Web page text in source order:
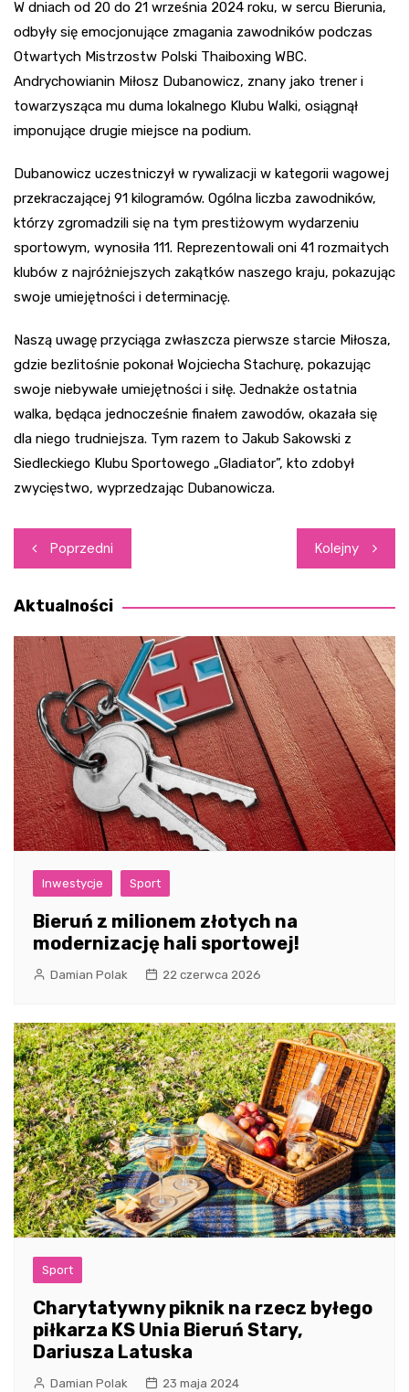
W dniach od 20 do 21 września 2024 roku, w sercu Bierunia,
odbyły się emocjonujące zmagania zawodników podczas
Otwartych Mistrzostw Polski Thaiboxing WBC.
Andrychowianin Miłosz Dubanowicz, znany jako trener i
towarzysząca mu duma lokalnego Klubu Walki, osiągnął
imponujące drugie miejsce na podium.
Dubanowicz uczestniczył w rywalizacji w kategorii wagowej
przekraczającej 91 kilogramów. Ogólna liczba zawodników,
którzy zgromadzili się na tym prestiżowym wydarzeniu
sportowym, wynosiła 111. Reprezentowali oni 41 rozmaitych
klubów z najróżniejszych zakątków naszego kraju, pokazując
swoje umiejętności i determinację.
Naszą uwagę przyciąga zwłaszcza pierwsze starcie Miłosza,
gdzie bezlitośnie pokonał Wojciecha Stachurę, pokazując
swoje niebywałe umiejętności i siłę. Jednakże ostatnia
walka, będąca jednocześnie finałem zawodów, okazała się
dla niego trudniejsza. Tym razem to Jakub Sakowski z
Siedleckiego Klubu Sportowego „Gladiator”, kto zdobył
zwycięstwo, wyprzedzając Dubanowicza.
Nawigacja
wpisu
Poprzedni Kolejny
Aktualności
Inwestycje Sport
Bieruń z milionem złotych na
modernizację hali sportowej!
Damian Polak 22 czerwca 2026
Sport
Charytatywny piknik na rzecz byłego
piłkarza KS Unia Bieruń Stary,
Dariusza Latuska
Damian Polak 23 maja 2024